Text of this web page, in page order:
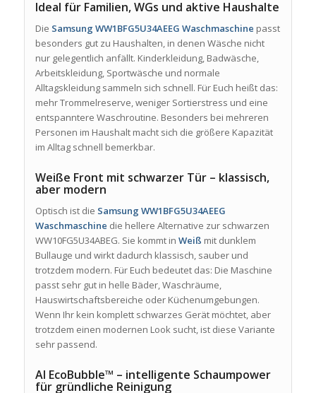
Ideal für Familien, WGs und aktive Haushalte
Die Samsung WW1BFG5U34AEEG Waschmaschine passt
besonders gut zu Haushalten, in denen Wäsche nicht
nur gelegentlich anfällt. Kinderkleidung, Badwäsche,
Arbeitskleidung, Sportwäsche und normale
Alltagskleidung sammeln sich schnell. Für Euch heißt das:
mehr Trommelreserve, weniger Sortierstress und eine
entspanntere Waschroutine. Besonders bei mehreren
Personen im Haushalt macht sich die größere Kapazität
im Alltag schnell bemerkbar.
Weiße Front mit schwarzer Tür – klassisch,
aber modern
Optisch ist die Samsung WW1BFG5U34AEEG
Waschmaschine die hellere Alternative zur schwarzen
WW10FG5U34ABEG. Sie kommt in Weiß mit dunklem
Bullauge und wirkt dadurch klassisch, sauber und
trotzdem modern. Für Euch bedeutet das: Die Maschine
passt sehr gut in helle Bäder, Waschräume,
Hauswirtschaftsbereiche oder Küchenumgebungen.
Wenn Ihr kein komplett schwarzes Gerät möchtet, aber
trotzdem einen modernen Look sucht, ist diese Variante
sehr passend.
AI EcoBubble™ – intelligente Schaumpower
für gründliche Reinigung